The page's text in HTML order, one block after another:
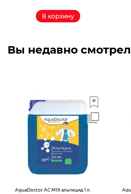
В корзину
Вы недавно
AquaDoctor AС MIX альгицид 1 л.